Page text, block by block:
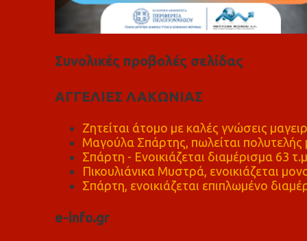
Συνολικές προβολές σελίδας
ΑΓΓΕΛΙΕΣ ΛΑΚΩΝΙΑΣ
Ζητείται άτομο με καλές γνώσεις
Μαγούλα Σπάρτης, πωλείται πολυτελής
Σπάρτη - Ενοικιάζεται διαμέρισμα 63 τ.μ
Πικουλιάνικα Μυστρά, ενοικιάζεται
Σπάρτη, ενοικιάζεται επιπλωμένο
e-info.gr